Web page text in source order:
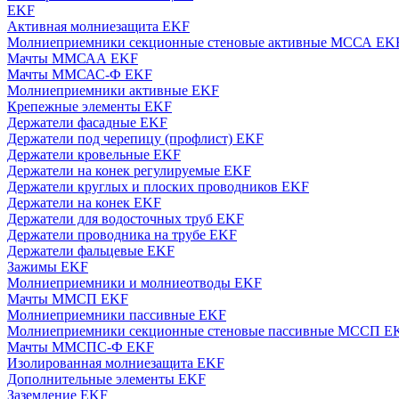
EKF
Активная молниезащита EKF
Молниеприемники секционные стеновые активные МССА
Мачты ММСАА EKF
Мачты ММСАС-Ф EKF
Молниеприемники активные EKF
Крепежные элементы EKF
Держатели фасадные EKF
Держатели под черепицу (профлист) EKF
Держатели кровельные EKF
Держатели на конек регулируемые EKF
Держатели круглых и плоских проводников EKF
Держатели на конек EKF
Держатели для водосточных труб EKF
Держатели проводника на трубе EKF
Держатели фальцевые EKF
Зажимы EKF
Молниеприемники и молниеотводы EKF
Мачты ММСП EKF
Молниеприемники пассивные EKF
Молниеприемники секционные стеновые пассивные МССП
Мачты ММСПС-Ф EKF
Изолированная молниезащита EKF
Дополнительные элементы EKF
Заземление EKF